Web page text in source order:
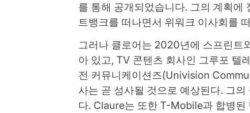
를 통해 공개되었습니다. 그의 계획에
트뱅크를 떠나면서 위워크 이사회를
그러나 클로어는 2020년에 스프린트
아 있고, TV 콘텐츠 회사인 그루포 텔
전 커뮤니케이션즈(Univision
사는 곧 성사될 것으로 예상된다. 그
다. Claure는 또한 T-Mobile과 합병된